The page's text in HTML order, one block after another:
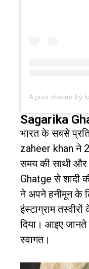
Sagarika
भारत के सबसे
zaheer khanने
समय की साथी और
Ghatgeसे शादी
ने अपने हनीमून के
इंस्टाग्राम
दिया। आइए जानते
स्वागत।